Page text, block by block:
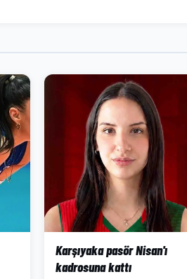
Karşıyaka pasör Nisan'ı
kadrosuna kattı